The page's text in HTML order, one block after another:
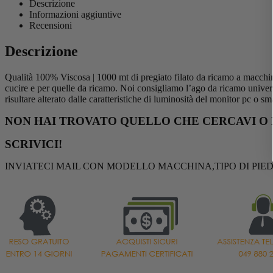
Descrizione
Informazioni aggiuntive
Recensioni
Descrizione
Qualità 100% Viscosa | 1000 mt di pregiato filato da ricamo a
cucire e per quelle da ricamo. Noi consigliamo l’ago da ricamo
risultare alterato dalle caratteristiche di luminosità del monitor pc o
NON HAI TROVATO QUELLO CHE CERCAVI
SCRIVICI!
INVIATECI MAIL CON MODELLO MACCHINA,TIPO DI